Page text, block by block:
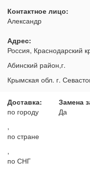
Контактное лицо:
Александр
Адрес:
Россия, Краснодарский
Абинский район,г.
Крымская обл. г.
Доставка:
по городу
,
по стране
,
по СНГ
Замена
Да